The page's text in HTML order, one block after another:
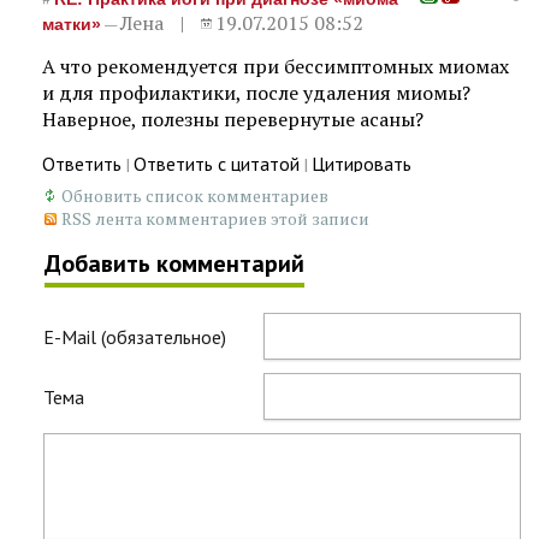
матки»—Лена
19.07.2015 08:52
А что рекомендуется при бессимптомных миомах
и для профилактики, после удаления миомы?
Наверное, полезны перевернутые асаны?
Ответить | Ответить с цитатой | Цитировать
Обновить список комментариев
RSS лента комментариев этой записи
Добавить комментарий
E-Mail (обязательное)
Тема